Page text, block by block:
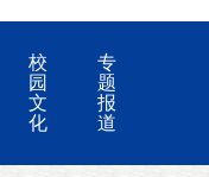
校
园
文
化
专
题
报
道